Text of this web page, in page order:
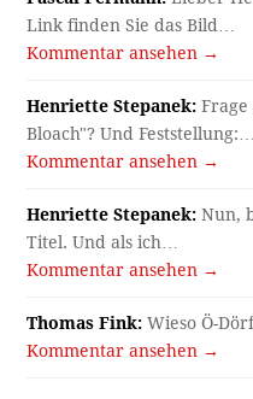
Link finden Sie das Bild…
Kommentar ansehen →
Henriette Stepanek: Frage
Bloach"? Und Feststellung:…
Kommentar ansehen →
Henriette Stepanek: Nun,
Titel. Und als ich…
Kommentar ansehen →
Thomas Fink: Wieso Ö-
Kommentar ansehen →